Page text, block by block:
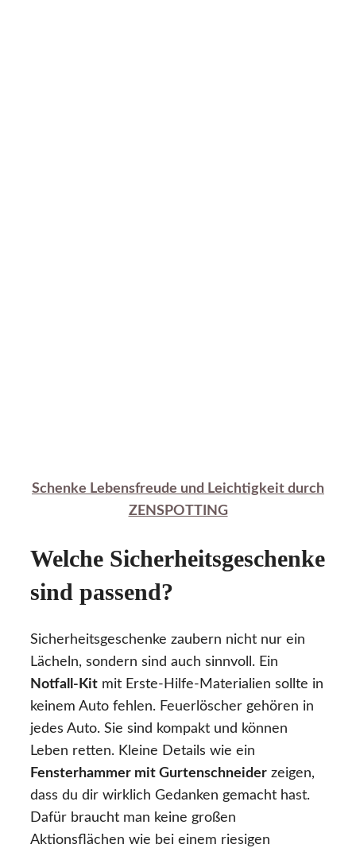
Schenke Lebensfreude und Leichtigkeit durch
ZENSPOTTING
Welche Sicherheitsgeschenke
sind passend?
Sicherheitsgeschenke zaubern nicht nur ein
Lächeln, sondern sind auch sinnvoll. Ein
Notfall-Kit mit Erste-Hilfe-Materialien sollte in
keinem Auto fehlen. Feuerlöscher gehören in
jedes Auto. Sie sind kompakt und können
Leben retten. Kleine Details wie ein
Fensterhammer mit Gurtenschneider zeigen,
dass du dir wirklich Gedanken gemacht hast.
Dafür braucht man keine großen
Aktionsflächen wie bei einem riesigen